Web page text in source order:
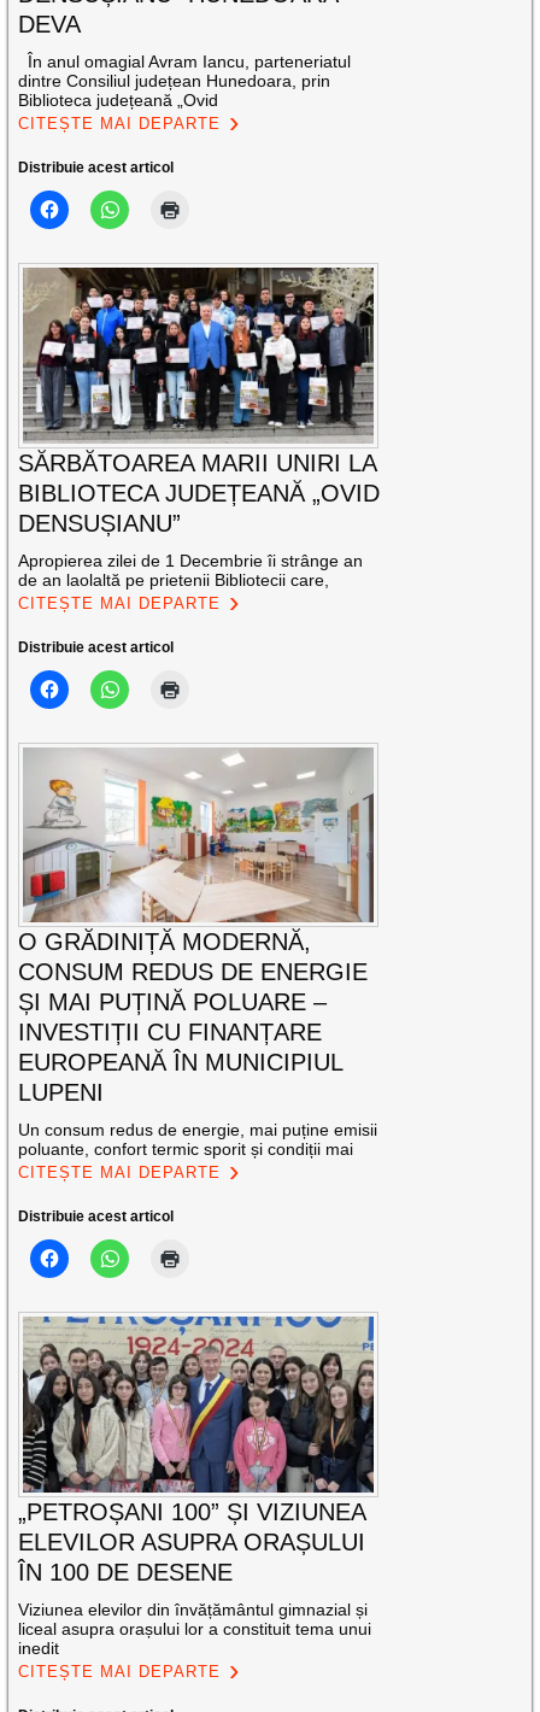
DEVA
În anul omagial Avram Iancu, parteneriatul
dintre Consiliul județean Hunedoara, prin
Biblioteca județeană „Ovid
CITEȘTE MAI DEPARTE
Distribuie acest articol
SĂRBĂTOAREA MARII UNIRI LA
BIBLIOTECA JUDEȚEANĂ „OVID
DENSUȘIANU”
Apropierea zilei de 1 Decembrie îi strânge an
de an laolaltă pe prietenii Bibliotecii care,
CITEȘTE MAI DEPARTE
Distribuie acest articol
O GRĂDINIȚĂ MODERNĂ,
CONSUM REDUS DE ENERGIE
ȘI MAI PUȚINĂ POLUARE –
INVESTIȚII CU FINANȚARE
EUROPEANĂ ÎN MUNICIPIUL
LUPENI
Un consum redus de energie, mai puține emisii
poluante, confort termic sporit și condiții mai
CITEȘTE MAI DEPARTE
Distribuie acest articol
„PETROȘANI 100” ȘI VIZIUNEA
ELEVILOR ASUPRA ORAȘULUI
ÎN 100 DE DESENE
Viziunea elevilor din învățământul gimnazial și
liceal asupra orașului lor a constituit tema unui
inedit
CITEȘTE MAI DEPARTE